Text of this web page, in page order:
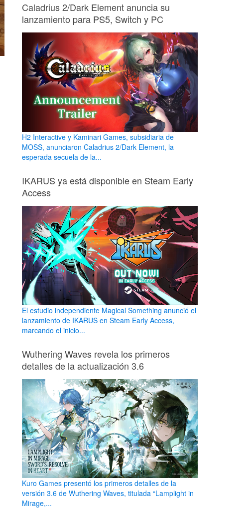
Caladrius 2/Dark Element anuncia su
lanzamiento para PS5, Switch y PC
H2 Interactive y Kaminari Games, subsidiaria de
MOSS, anunciaron Caladrius 2/Dark Element, la
esperada secuela de la...
IKARUS ya está disponible en Steam Early
Access
El estudio independiente Magical Something anunció el
lanzamiento de IKARUS en Steam Early Access,
marcando el inicio...
Wuthering Waves revela los primeros
detalles de la actualización 3.6
Kuro Games presentó los primeros detalles de la
versión 3.6 de Wuthering Waves, titulada “Lamplight in
Mirage,...